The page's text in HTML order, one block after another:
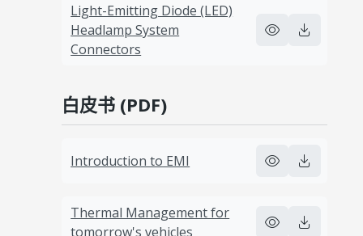
Light-Emitting Diode (LED)
Headlamp System
Connectors
白皮书 (PDF)
Introduction to EMI
Thermal Management for
tomorrow's vehicles